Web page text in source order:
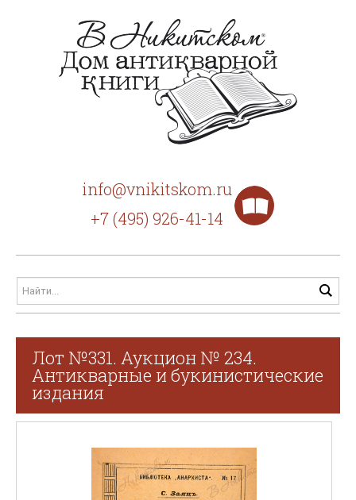
info@vnikitskom.ru
+7 (495) 926-41-14
Лот №331. Аукцион № 234.
Антикварные и букинистические
издания